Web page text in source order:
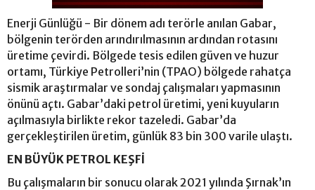
Enerji Günlüğü - Bir dönem adı terörle anılan Gabar,
bölgenin terörden arındırılmasının ardından rotasını
üretime çevirdi. Bölgede tesis edilen güven ve huzur
ortamı, Türkiye Petrolleri’nin (TPAO) bölgede rahatça
sismik araştırmalar ve sondaj çalışmaları yapmasının
önünü açtı. Gabar’daki petrol üretimi, yeni kuyuların
açılmasıyla birlikte rekor tazeledi. Gabar’da
gerçekleştirilen üretim, günlük 83 bin 300 varile ulaştı.
EN BÜYÜK PETROL KEŞFİ
Bu çalışmaların bir sonucu olarak 2021 yılında Şırnak’ın